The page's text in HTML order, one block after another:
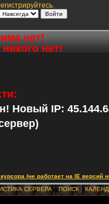
.
нет!
нет!
Новый IP:
(не работает на IE
СЕРВЕРА ПОИСК